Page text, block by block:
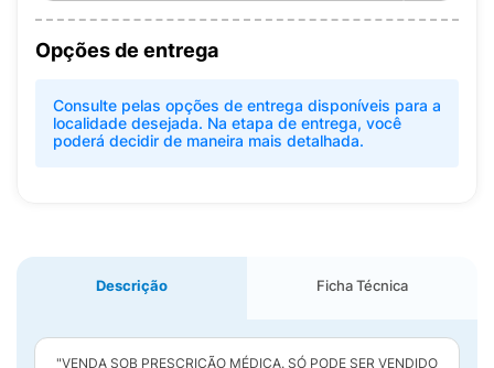
Opções de entrega
Consulte pelas opções de entrega disponíveis para a
localidade desejada. Na etapa de entrega, você
poderá decidir de maneira mais detalhada.
Descrição Ficha Técnica
"VENDA SOB PRESCRIÇÃO MÉDICA. SÓ PODE SER VENDIDO